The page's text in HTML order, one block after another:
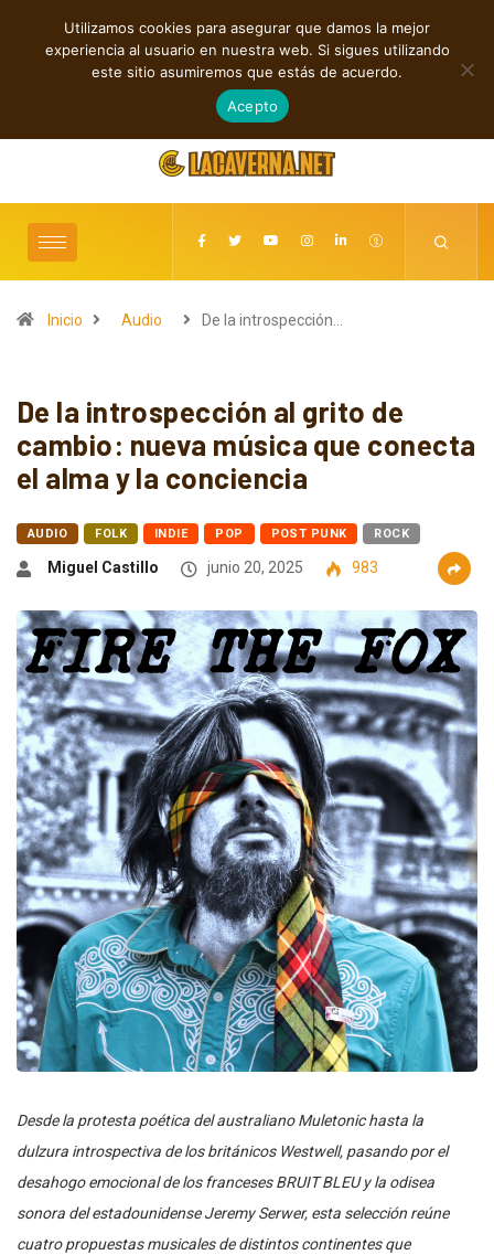
TENDENCIAS
Baldy Crawler cuestiona el odio y la guerra en “Hatred?”
agosto 9, 2026
Inicio Audio De la introspección…
De la introspección al grito de
cambio: nueva música que conecta
el alma y la conciencia
AUDIO FOLK INDIE POP POST PUNK ROCK
Miguel Castillo junio 20, 2025 983
Desde la protesta poética del australiano Muletonic hasta la
dulzura introspectiva de los británicos Westwell, pasando por el
desahogo emocional de los franceses BRUIT BLEU y la odisea
sonora del estadounidense Jeremy Serwer, esta selección reúne
cuatro propuestas musicales de distintos continentes que
Utilizamos cookies para asegurar que damos la mejor
experiencia al usuario en nuestra web. Si sigues utilizando
este sitio asumiremos que estás de acuerdo.
Acepto